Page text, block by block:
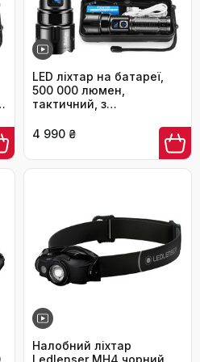
LED ліхтар на батареї,
500 000 люмен,
тактичний, з
для кемпінгу, матовий
4 990 ₴
Налобний ліхтар
Ledlenser MH4 чорний,